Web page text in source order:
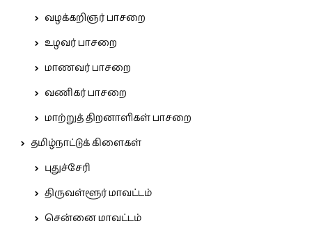
வழக்கறிஞர் பாசறை
உழவர் பாசறை
மாணவர் பாசறை
வணிகர் பாசறை
மாற்றுத் திறனாளிகள் பாசறை
தமிழ்நாட்டுக் கிளைகள்
புதுச்சேரி
திருவள்ளூர் மாவட்டம்
சென்னை மாவட்டம்